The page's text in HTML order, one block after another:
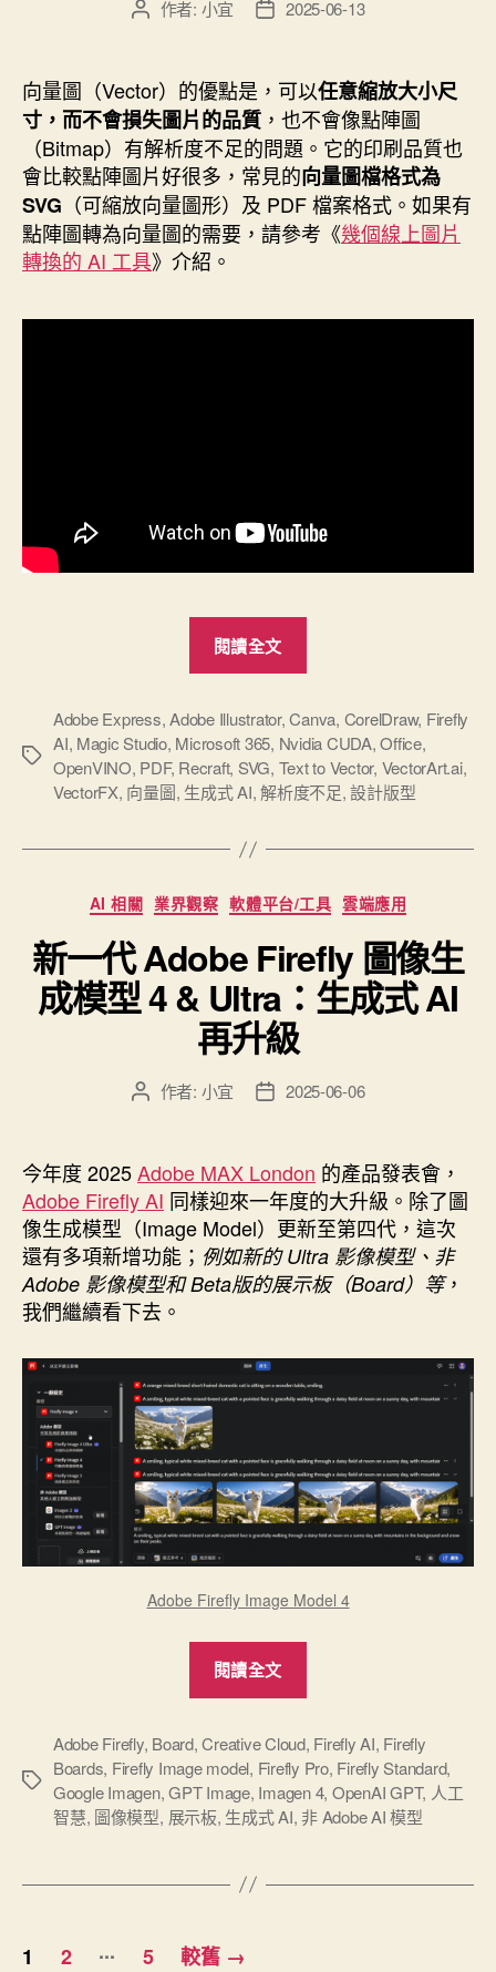
思
考
的
必
修
課”
文
者
作者: 小宜
文
佈
期
2025-06-13
向量圖（Vector）的優點是，可以任意縮放大小尺
寸，而不會損失圖片的品質 ，也不會像點陣圖
（Bitmap）有解析度不足的問題。它的印刷品質也
會比較點陣圖片好很多，常見的向量圖檔格式為
SVG （可縮放向量圖形）及 PDF 檔案格式。如果有
點陣圖轉為向量圖的需要，請參考《幾個線上圖片
轉換的 AI 工具》介紹。
閱讀全文
幾
個
AI
生
量
的
網
站
軟
片
可
無
限
放
再
解
度
不
足！”
標
Adobe Express,Adobe Illustrator,Canva, CorelDraw, Firefly
AI, Magic Studio, Microsoft 365, Nvidia CUDA,Office,
OpenVINO, PDF, Recraft, SVG, Text to Vector, VectorArt.ai,
VectorFX, 向量圖, 生成式 AI,解析度不足,設計版型
分
類
AI 相關 業界觀察 軟體平台/工具 雲端應用
新一代 Adobe Firefly 圖像生
成模型 4 & Ultra：生成式 AI
再升級
文
者
作者: 小宜
文
佈
日
期
2025-06-06
今年度 2025Adobe MAX London 的產品發表會，
Adobe Firefly AI 同樣迎來一年度的大升級。除了圖
像生成模型（Image Model）更新至第四代，這次
還有多項新增功能； 例如新的 Ultra 影像模型、非
Adobe 影像模型和 Beta版的展示板（Board）等，
我們繼續看下去。
Adobe Firefly Image Model 4
閱讀全文
Adobe
Firefly
圖
像
成
標
Adobe Firefly, Board,Creative Cloud, Firefly AI, Firefly
Boards, Firefly Image model, Firefly Pro, Firefly Standard,
Google Imagen,GPT Image, Imagen 4, OpenAI GPT, 人工
智慧, 圖像模型, 展示板, 生成式 AI, 非 Adob​​e AI 模型
文
1 2 ... 5 較舊 →